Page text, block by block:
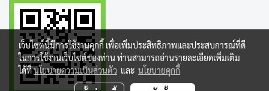
เว็บไซต์นี้มีการใช้งานคุกกี้ เพื่อเพิ่มประสิทธิภาพและประสบการณ์ที่ดี
ในการใช้งานเว็บไซต์ของท่าน ท่านสามารถอ่านรายละเอียดเพิ่มเติม
ได้ที่นโยบายความเป็นส่วนตัว และ นโยบายคุกกี้